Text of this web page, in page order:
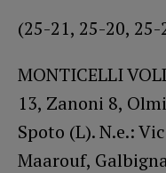
(25-21, 25-20, 25-
MONTICELLI
13, Zanoni 8,
Spoto (L). N.e.:
Maarouf,